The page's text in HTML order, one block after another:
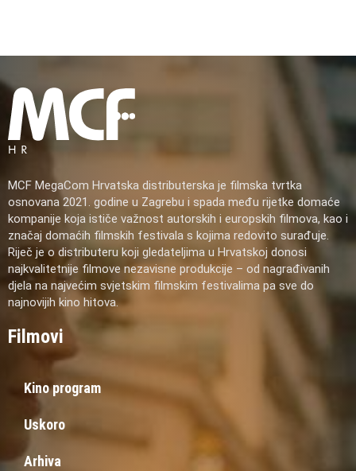
MCF MegaCom Hrvatska distributerska je filmska tvrtka
osnovana 2021. godine u Zagrebu i spada među rijetke domaće
kompanije koja ističe važnost autorskih i europskih filmova, kao i
značaj domaćih filmskih festivala s kojima redovito surađuje.
Riječ je o distributeru koji gledateljima u Hrvatskoj donosi
najkvalitetnije filmove nezavisne produkcije – od nagrađivanih
djela na najvećim svjetskim filmskim festivalima pa sve do
najnovijih kino hitova.
Filmovi
Kino program
Uskoro
Arhiva